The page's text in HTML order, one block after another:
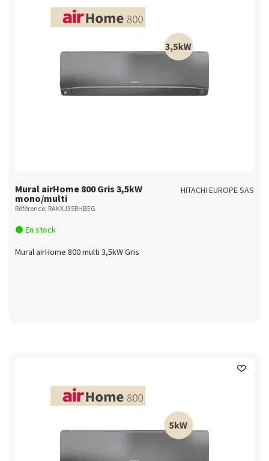
Mural airHome 800 Gris 3,5kW
mono/multi
HITACHI EUROPE SAS
Référence: RAKXJ35RHBEG
En stock
Mural airHome 800 multi 3,5kW Gris